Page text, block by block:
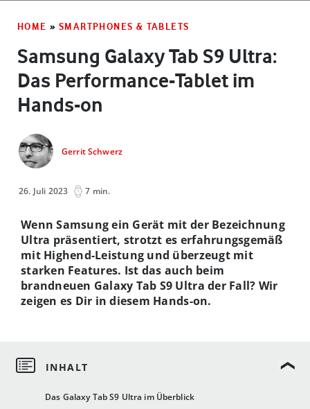
HOME » SMARTPHONES & TABLETS
Samsung Galaxy Tab S9 Ultra:
Das Performance-Tablet im
Hands-on
Gerrit Schwerz
26. Juli 2023 7 min.
Das Galaxy Tab S9 Ultra im Überblick
Wenn Samsung ein Gerät mit der Bezeichnung
Ultra präsentiert, strotzt es erfahrungsgemäß
mit Highend-Leistung und überzeugt mit
starken Features. Ist das auch beim
brandneuen Galaxy Tab S9 Ultra der Fall? Wir
zeigen es Dir in diesem Hands-on.